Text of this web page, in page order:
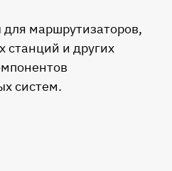
маршрутизаторов,
станций и других
систем.